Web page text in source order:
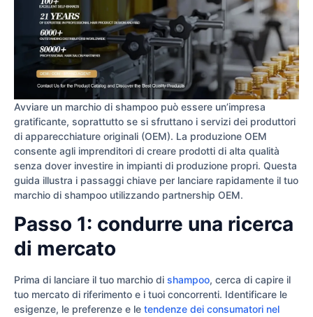
Avviare un marchio di shampoo può essere un’impresa
gratificante, soprattutto se si sfruttano i servizi dei produttori
di apparecchiature originali (OEM). La produzione OEM
consente agli imprenditori di creare prodotti di alta qualità
senza dover investire in impianti di produzione propri. Questa
guida illustra i passaggi chiave per lanciare rapidamente il tuo
marchio di shampoo utilizzando partnership OEM.
Passo 1: condurre una ricerca
di mercato
Prima di lanciare il tuo marchio di shampoo, cerca di capire il
tuo mercato di riferimento e i tuoi concorrenti. Identificare le
esigenze, le preferenze e le tendenze dei consumatori nel